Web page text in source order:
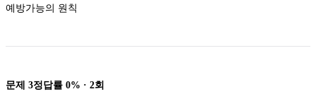
예방가능의 원칙
문제 3정답률 0% · 2회